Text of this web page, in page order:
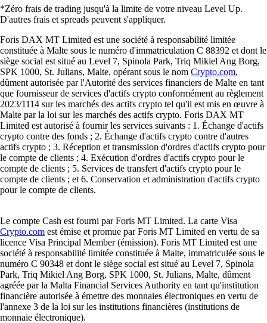
*Zéro frais de trading jusqu'à la limite de votre niveau Level Up.
D'autres frais et spreads peuvent s'appliquer.
Foris DAX MT Limited est une société à responsabilité limitée
constituée à Malte sous le numéro d'immatriculation C 88392 et dont le
siège social est situé au Level 7, Spinola Park, Triq Mikiel Ang Borg,
SPK 1000, St. Julians, Malte, opérant sous le nom Crypto.com,
dûment autorisée par l'Autorité des services financiers de Malte en tant
que fournisseur de services d'actifs crypto conformément au règlement
2023/1114 sur les marchés des actifs crypto tel qu'il est mis en œuvre à
Malte par la loi sur les marchés des actifs crypto. Foris DAX MT
Limited est autorisé à fournir les services suivants : 1. Échange d'actifs
crypto contre des fonds ; 2. Échange d'actifs crypto contre d'autres
actifs crypto ; 3. Réception et transmission d'ordres d'actifs crypto pour
le compte de clients ; 4. Exécution d'ordres d'actifs crypto pour le
compte de clients ; 5. Services de transfert d'actifs crypto pour le
compte de clients ; et 6. Conservation et administration d'actifs crypto
pour le compte de clients.
Le compte Cash est fourni par Foris MT Limited. La carte Visa
Crypto.com est émise et promue par Foris MT Limited en vertu de sa
licence Visa Principal Member (émission). Foris MT Limited est une
société à responsabilité limitée constituée à Malte, immatriculée sous le
numéro C 90348 et dont le siège social est situé au Level 7, Spinola
Park, Triq Mikiel Ang Borg, SPK 1000, St. Julians, Malte, dûment
agréée par la Malta Financial Services Authority en tant qu'institution
financière autorisée à émettre des monnaies électroniques en vertu de
l'annexe 3 de la loi sur les institutions financières (institutions de
monnaie électronique).